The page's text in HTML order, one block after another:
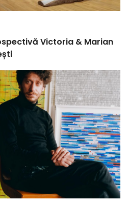
Victoria & Marian